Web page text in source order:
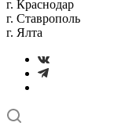
г. Краснодар
г. Ставрополь
г. Ялта